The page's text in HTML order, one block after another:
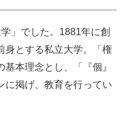
」でした。1881年に創
身とする私立大学。「権
本理念とし、「『個』
に掲げ、教育を行ってい